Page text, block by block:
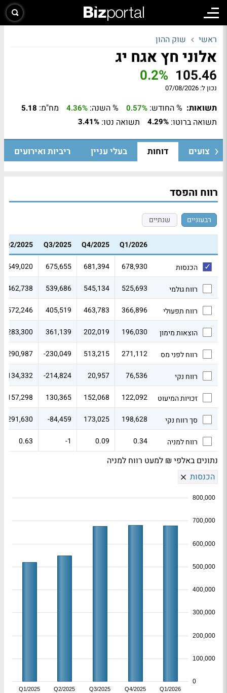
ראשי שוק ההון
אלוני חץ אגח יג
105.46
0.2%
נכון ל: 07/08/2026
תשואות: % החודש: 0.57% % השנה: 4.36% מח"מ: 5.18
תשואה ברוטו: 4.29% תשואה נטו: 3.41%
ביצועים דוחות בעלי עניין ריביות ואירועים
רווח והפסד
רבעוניים שנתיים
Q1/2026
Q4/2025
Q3/2025
Q2/2025
הכנסות 678,930
681,394
675,655
549,020
רווח גולמי 525,693
545,134
539,686
462,738
רווח תפעולי 366,896
463,783
405,519
572,246
הוצאות מימון 196,030
202,019
361,139
283,300
רווח לפני מס 271,112
513,215
-230,049
290,987
רווח נקי 76,536
20,957
-214,824
134,332
זכויות המיעוט 122,092
152,068
130,365
157,298
סך רווח נקי 198,628
173,025
-84,459
291,630
רווח למניה 0.34
0.09
-1
0.63
נתונים באלפי ₪ למעט רווח למניה
הכנסות
Q1/2026
Q4/2025
Q3/2025
Q2/2025
Q1/2025
0
100,000
200,000
300,000
400,000
500,000
600,000
700,000
800,000